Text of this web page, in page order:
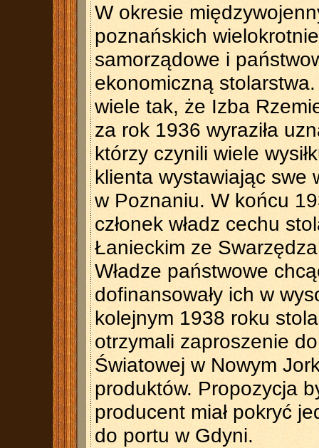
W okresie
poznańskich
samorządowe i
ekonomiczną
wiele tak, że Izba
za rok 1936 wyraziła
którzy czynili wiele
klienta wystawiając swe
w Poznaniu. W końcu
członek władz cechu
Łanieckim ze
Władze państwowe
dofinansowały ich w
kolejnym 1938 roku
otrzymali zaproszenie
Światowej w Nowym
produktów. Propozycja
producent miał pokryć
do portu w Gdyni.